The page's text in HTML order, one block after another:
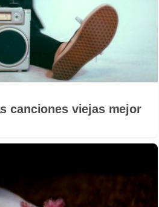
canciones viejas mejor